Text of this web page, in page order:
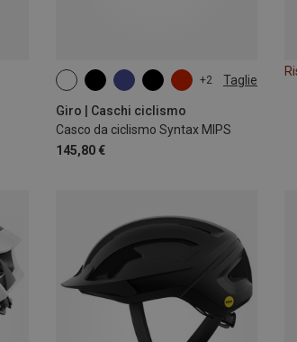
+2 Taglie
Giro | Caschi ciclismo
Casco da ciclismo Syntax MIPS
145,80 €
51-55CM
55-59CM
59-63CM